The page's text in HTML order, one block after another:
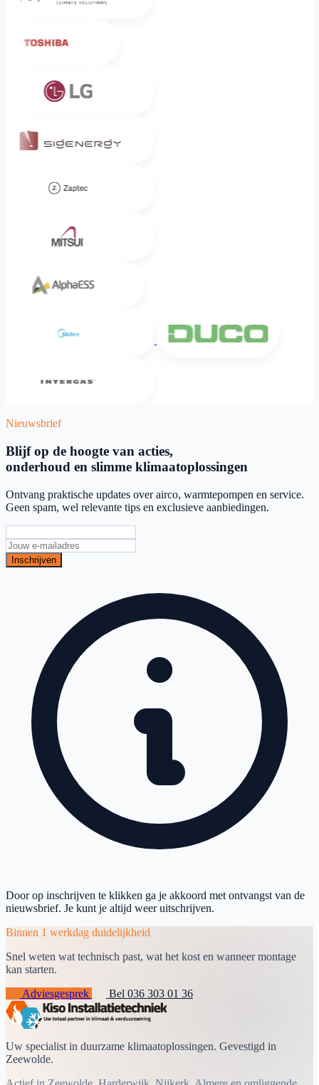
Nieuwsbrief
Blijf op de hoogte van acties,
onderhoud en slimme klimaatoplossingen
Ontvang praktische updates over airco, warmtepompen en service.
Geen spam, wel relevante tips en exclusieve aanbiedingen.
Inschrijven
Door op inschrijven te klikken ga je akkoord met ontvangst van de
nieuwsbrief. Je kunt je altijd weer uitschrijven.
Binnen 1 werkdag duidelijkheid
Snel weten wat technisch past, wat het kost en wanneer montage
kan starten.
Adviesgesprek
Bel 036 303 01 36
Uw specialist in duurzame klimaatoplossingen. Gevestigd in
Zeewolde.